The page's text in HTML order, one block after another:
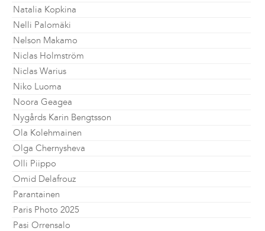
Natalia Kopkina
Nelli Palomäki
Nelson Makamo
Niclas Holmström
Niclas Warius
Niko Luoma
Noora Geagea
Nygårds Karin Bengtsson
Ola Kolehmainen
Olga Chernysheva
Olli Piippo
Omid Delafrouz
Parantainen
Paris Photo 2025
Pasi Orrensalo